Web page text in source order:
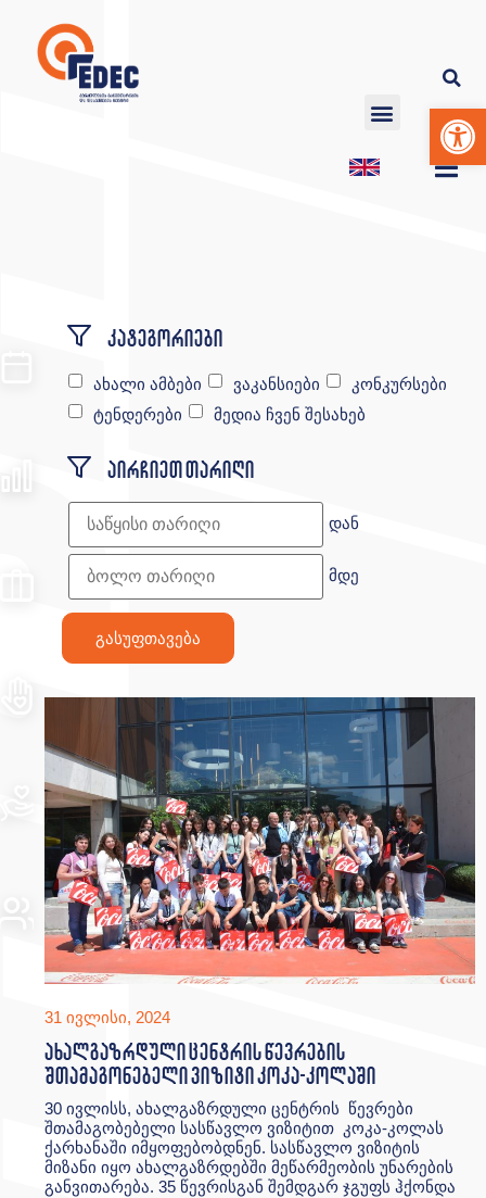
31 ივლისი, 2024
ახალგაზრდული ცენტრის წევრების
შთამაგონებელი ვიზიტი კოკა-კოლაში
30 ივლისს, ახალგაზრდული ცენტრის წევრები
შთამაგობებელი სასწავლო ვიზიტით კოკა-კოლას
ქარხანაში იმყოფებობდნენ. სასწავლო ვიზიტის
მიზანი იყო ახალგაზრდებში მეწარმეობის უნარების
განვითარება. 35 წევრისგან შემდგარ ჯგუფს ჰქონდა
კატეგორიები
ახალი ამბები ვაკანსიები
კონკურსები
ტენდერები
მედია ჩვენ შესახებ
აირჩიეთ თარიღი
დან
მდე